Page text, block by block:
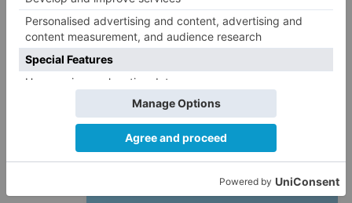
4
El Burgos CF anuncia que Álex
Lizancos ha sido operado con
izquierda
5
Detenidas tres personas en
Quintanar de la Sierra con
hachís, cocaína y marihuana
ocultos en su vehículo